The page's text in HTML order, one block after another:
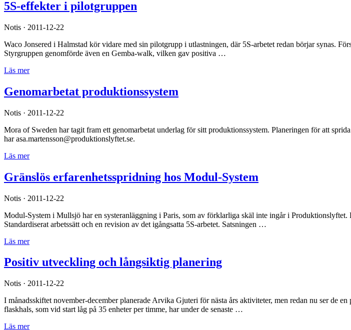
5S-effekter i pilotgruppen
Notis · 2011-12-22
Waco Jonsered i Halmstad kör vidare med sin pilotgrupp i utlastningen, där 5S-arbetet redan börjar synas.
Styrgruppen genomförde även en Gemba-walk, vilken gav positiva …
Läs mer
Genomarbetat produktionssystem
Notis · 2011-12-22
Mora of Sweden har tagit fram ett genomarbetat underlag för sitt produktionssystem. Planeringen för att
har asa.martensson@produktionslyftet.se.
Läs mer
Gränslös erfarenhetsspridning hos Modul-System
Notis · 2011-12-22
Modul-System i Mullsjö har en systeranläggning i Paris, som av förklarliga skäl inte ingår i
Standardiserat arbetssätt och en revision av det igångsatta 5S-arbetet. Satsningen …
Läs mer
Positiv utveckling och långsiktig planering
Notis · 2011-12-22
I månadsskiftet november-december planerade Arvika Gjuteri för nästa års aktiviteter, men redan nu ser de
flaskhals, som vid start låg på 35 enheter per timme, har under de senaste …
Läs mer